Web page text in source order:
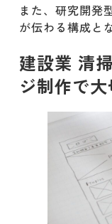
また、研究開発
が伝わる構成と
建設業 清
ジ制作で